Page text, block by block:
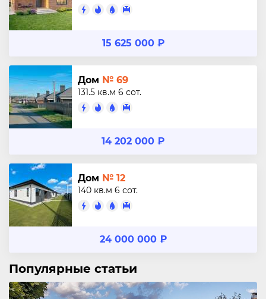
15 625 000 ₽
Дом № 69
131.5 кв.м 6 сот.
14 202 000 ₽
Дом № 12
140 кв.м 6 сот.
24 000 000 ₽
Популярные статьи